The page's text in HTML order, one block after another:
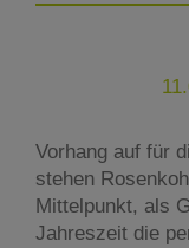
Vorhang auf für
stehen
Mittelpunkt, als
Jahreszeit die